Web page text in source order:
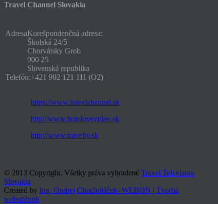
Travel Channel Slovakia
AdresaKorešpondenčná adresa:
Školská 24/5
Chorvátsky Grob
900 25
Slovenská republika
Telefón:+421 902 121 111 (O2)
https://www.travelchannel.sk
http://www.hotelovevideo.sk
http://www.traveltv.sk
© 2013 Copyright. Všetky práva vyhradené Travel Television
Slovakia
Created by Ing. Ondrej Chocholáček- WEBON | Tvorba
webstránok